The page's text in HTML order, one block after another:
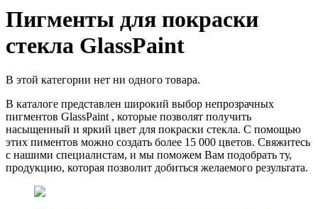
Пигменты для покраски
стекла GlassPaint
В этой категории нет ни одного товара.
В каталоге представлен широкий выбор непрозрачных
пигментов GlassPaint , которые позволят получить
насыщенный и яркий цвет для покраски стекла. С помощью
этих пиментов можно создать более 15 000 цветов. Свяжитесь
с нашими специалистам, и мы поможем Вам подобрать ту,
продукцию, которая позволит добиться желаемого результата.